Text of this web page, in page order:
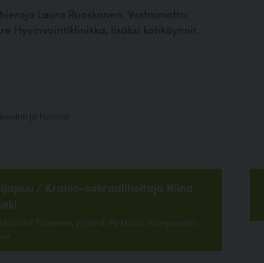
Laura Ruoskanen. Vastaanotto:
Hyvinvointiklinikka, lisäksi kotikäynnit.
/ Kranio-sakraalihoitaja Niina
Tampere, ylöjärvi, Pirkkala, (Kangasala),